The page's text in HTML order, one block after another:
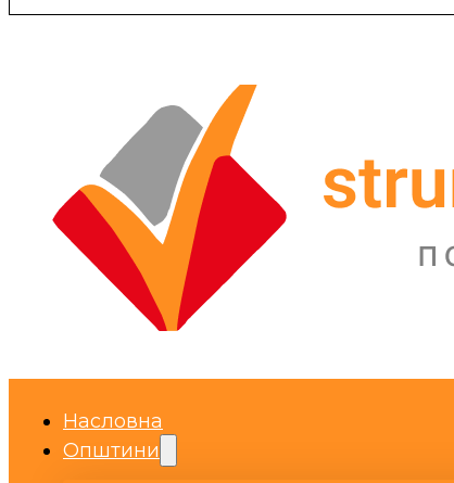
Насловна
Општини